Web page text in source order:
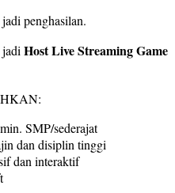
penghasilan.
Host Live Streaming Game
SMP/sederajat
dan disiplin tinggi
dan interaktif